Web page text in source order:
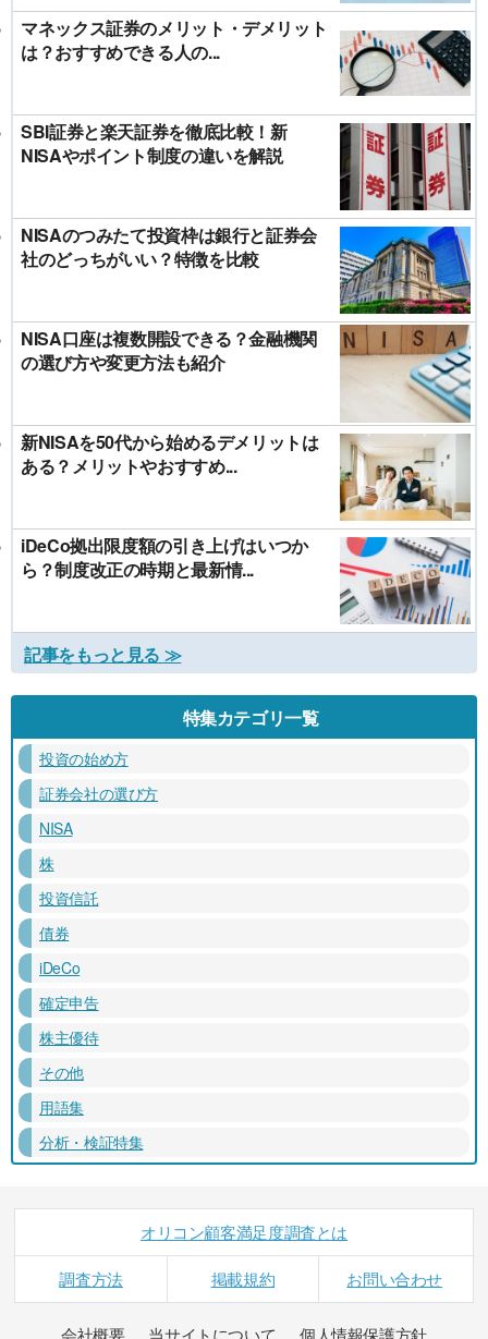
マネックス証券のメリット・デメリット
は？おすすめできる人の...
SBI証券と楽天証券を徹底比較！新
NISAやポイント制度の違いを解説
NISAのつみたて投資枠は銀行と証券会
社のどっちがいい？特徴を比較
NISA口座は複数開設できる？金融機関
の選び方や変更方法も紹介
新NISAを50代から始めるデメリットは
ある？メリットやおすすめ...
iDeCo拠出限度額の引き上げはいつか
ら？制度改正の時期と最新情...
記事をもっと見る ≫
特集カテゴリ一覧
投資の始め方
証券会社の選び方
NISA
株
投資信託
債券
iDeCo
確定申告
株主優待
その他
用語集
分析・検証特集
オリコン顧客満足度調査とは
調査方法 掲載規約 お問い合わせ
会社概要 当サイトについて 個人情報保護方針